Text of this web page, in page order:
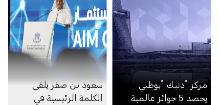
مركز أدنيك أبوظبي
يحصد 5 جوائز عالمية
سعود بن صقر يلقي
الكلمة الرئيسية في